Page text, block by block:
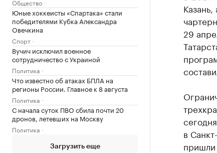
Общество
Юные хоккеисты «Спартака» стали
победителями Кубка Александра
Овечкина
Спорт
Вучич исключил военное
сотрудничество с Украиной
Политика
Что известно об атаках БПЛА на
регионы России. Главное к 8 августа
Политика
С начала суток ПВО сбила почти 20
дронов, летевших на Москву
Политика
Загрузить еще
29
в
пришли